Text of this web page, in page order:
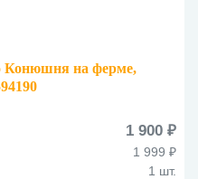
Конюшня на ферме,
1 900 ₽
1 999 ₽
1 шт.